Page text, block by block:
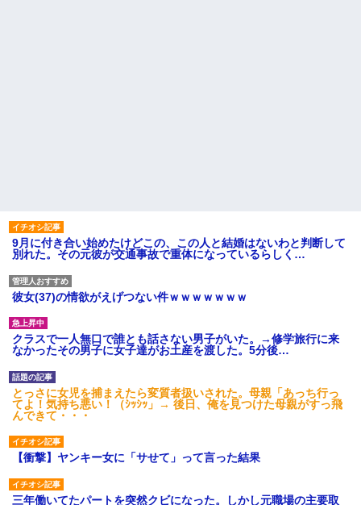
9月に付き合い始めたけどこの、この人と結婚はないわと判断して
別れた。その元彼が交通事故で重体になっているらしく…
彼女(37)の情欲がえげつない件ｗｗｗｗｗｗｗ
クラスで一人無口で誰とも話さない男子がいた。→修学旅行に来
なかったその男子に女子達がお土産を渡した。5分後…
とっさに女児を捕まえたら変質者扱いされた。母親「あっち行っ
てよ！気持ち悪い！（ｼｯｼｯ」→ 後日、俺を見つけた母親がすっ飛
んできて・・・
【衝撃】ヤンキー女に「サせて」って言った結果
三年働いてたパートを突然クビになった。しかし元職場の主要取